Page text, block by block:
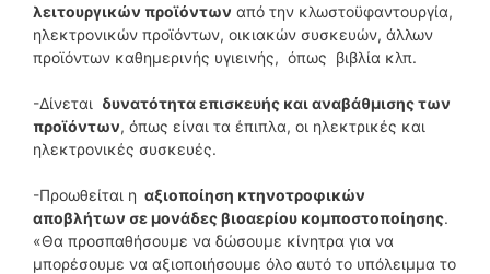
λειτουργικών προϊόντων από την κλωστοϋφαντουργία,
ηλεκτρονικών προϊόντων, οικιακών συσκευών, άλλων
προϊόντων καθημερινής υγιεινής, όπως βιβλία κλπ.
-Δίνεται δυνατότητα επισκευής και αναβάθμισης των
προϊόντων, όπως είναι τα έπιπλα, οι ηλεκτρικές και
ηλεκτρονικές συσκευές.
-Προωθείται η αξιοποίηση κτηνοτροφικών
αποβλήτων σε μονάδες βιοαερίου κομποστοποίησης.
«Θα προσπαθήσουμε να δώσουμε κίνητρα για να
μπορέσουμε να αξιοποιήσουμε όλο αυτό το υπόλειμμα το